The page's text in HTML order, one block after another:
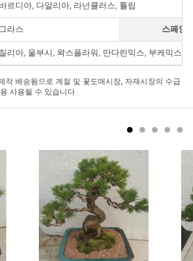
르디아, 다알리아, 라넌큘러스, 튤립
라스 스페인
리아, 울부시, 왁스플라워, 만다린믹스, 부케믹스,
작 배송됨으로 계절 및 꽃도매시장, 자재시장의 수급
사용될 수 있습니다.